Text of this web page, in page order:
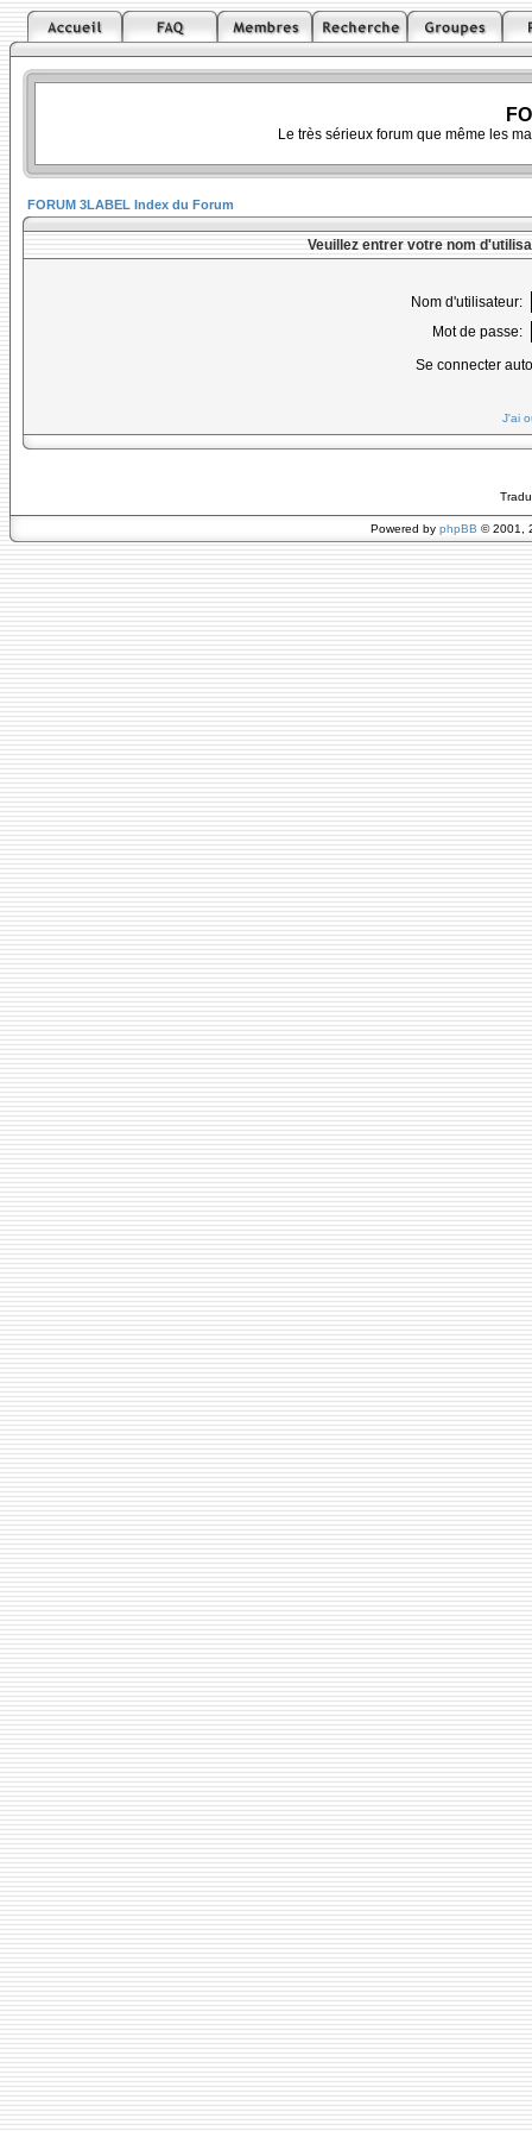
Le très sérieux forum que même les
FORUM 3LABEL Index du Forum
Veuillez entrer votre nom
Nom d'utilisateur:
Mot de passe:
Se connecter
J'ai
Powered by phpBB © 2001,